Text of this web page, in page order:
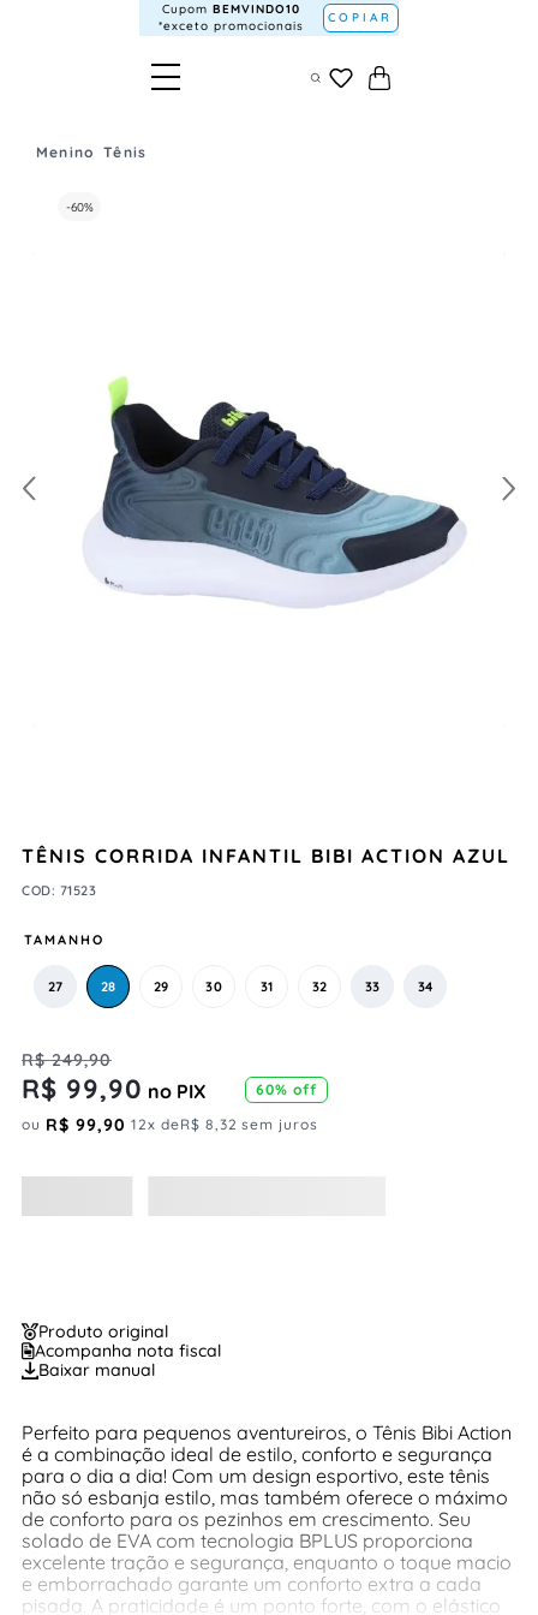
Cupom BEMVINDO10
*exceto promocionais
COPIAR
Menino Tênis
-60%
TÊNIS CORRIDA INFANTIL BIBI ACTION AZUL
COD: 71523
TAMANHO
27 28 29 30 31 32 33 34
R$ 249,90
R$ 99,90 no PIX 60% off
ou R$ 99,90 12x deR$ 8,32 sem juros
Produto original
Acompanha nota fiscal
Baixar manual
Perfeito para pequenos aventureiros, o Tênis Bibi Action
é a combinação ideal de estilo, conforto e segurança
para o dia a dia! Com um design esportivo, este tênis
não só esbanja estilo, mas também oferece o máximo
de conforto para os pezinhos em crescimento. Seu
solado de EVA com tecnologia BPLUS proporciona
excelente tração e segurança, enquanto o toque macio
e emborrachado garante um conforto extra a cada
pisada. A praticidade é um ponto forte, com o elástico